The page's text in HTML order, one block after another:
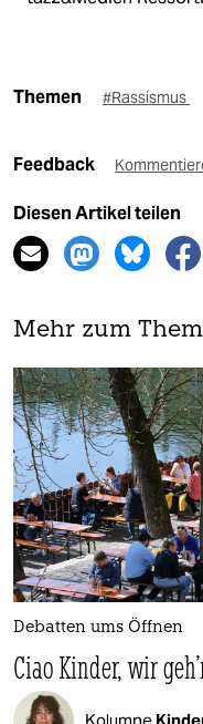
Themen #Rassismus
Feedback
Diesen Artikel teilen
Mehr zum
Debatten ums Öffnen
Ciao Kinder, wir